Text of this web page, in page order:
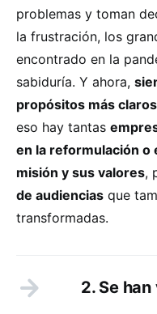
problemas y toman
la frustración, los
encontrado en la
sabiduría. Y ahora,
propósitos más
eso hay tantas
en la reformulación o
misión y sus valores,
de audiencias que
transformadas.
2. Se